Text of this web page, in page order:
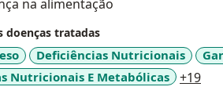
olhar sim para o seu ponto
o tempo individual para essa
sobre a alimentação!
consulta não conseguimos
na alimentação
doenças tratadas
Deficiências Nutricionais
Nutricionais E Metabólicas
+19